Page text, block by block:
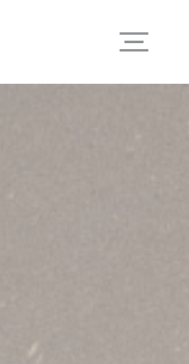
cookies